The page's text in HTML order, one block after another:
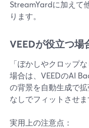
StreamYardに加えて
ります。
VEEDが役立つ場
「ぼかしやクロップ
場合は、VEEDのAI
の背景を自動生成で
なしでフィットさせ
実用上の注意点：